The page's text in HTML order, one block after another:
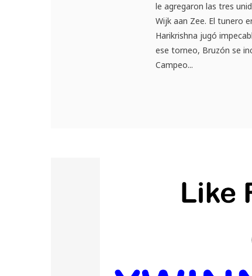
le agregaron las tres
Wijk aan Zee. El tunero
Harikrishna jugó
ese torneo, Bruzón se
Campeo...